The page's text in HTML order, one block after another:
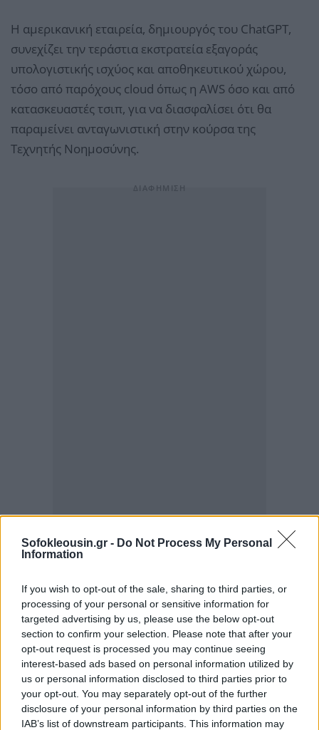
Sofokleousin.gr - Do Not Process My Personal
Information
If you wish to opt-out of the sale, sharing to third parties, or
processing of your personal or sensitive information for
targeted advertising by us, please use the below opt-out
section to confirm your selection. Please note that after your
opt-out request is processed you may continue seeing
interest-based ads based on personal information utilized by
us or personal information disclosed to third parties prior to
your opt-out. You may separately opt-out of the further
disclosure of your personal information by third parties on the
IAB’s list of downstream participants. This information may
Η αμερικανική εταιρεία, δημιουργός του ChatGPT,
συνεχίζει την τεράστια εκστρατεία εξαγοράς
υπολογιστικής ισχύος και αποθηκευτικού χώρου,
τόσο από παρόχους cloud όπως η AWS όσο και από
κατασκευαστές τσιπ, για να διασφαλίσει ότι θα
παραμείνει ανταγωνιστική στην κούρσα της
Τεχνητής Νοημοσύνης.